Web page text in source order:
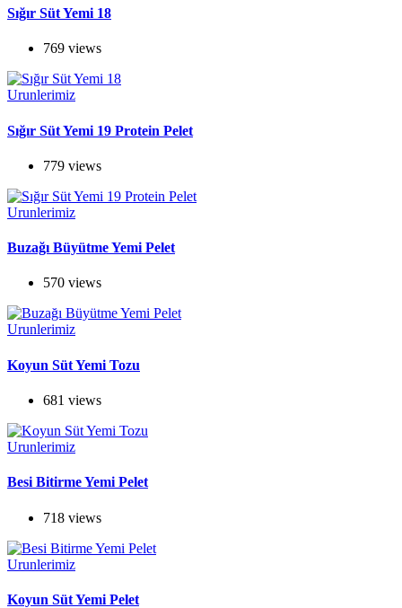
Sığır Süt Yemi 18
769 views
Urunlerimiz
Sığır Süt Yemi 19 Protein Pelet
779 views
Urunlerimiz
Buzağı Büyütme Yemi Pelet
570 views
Urunlerimiz
Koyun Süt Yemi Tozu
681 views
Urunlerimiz
Besi Bitirme Yemi Pelet
718 views
Urunlerimiz
Koyun Süt Yemi Pelet